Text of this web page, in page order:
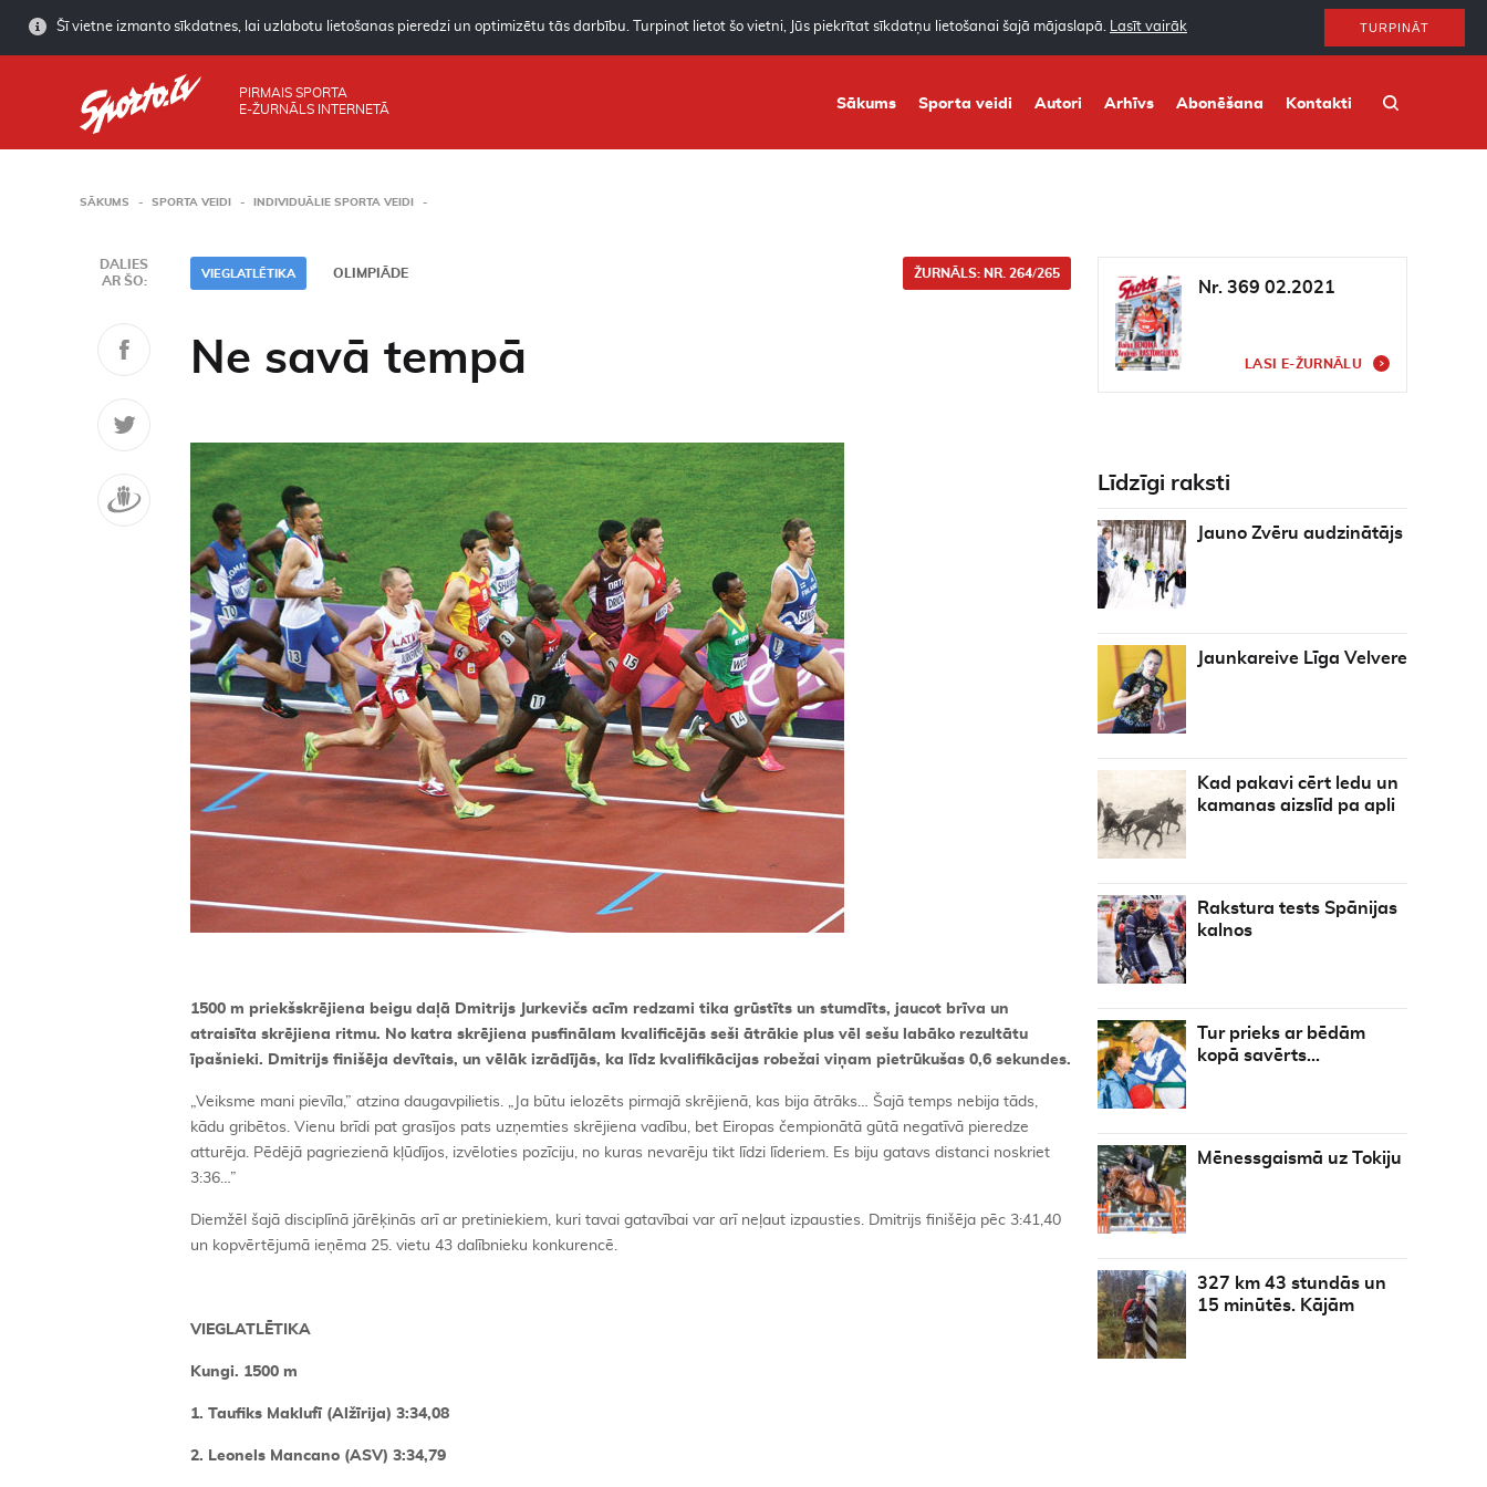
Šī vietne izmanto sīkdatnes, lai uzlabotu lietošanas pieredzi un optimizētu tās darbību. Turpinot lietot šo vietni, Jūs piekrītat sīkdatņu lietošanai šajā mājaslapā. Lasīt vairāk TURPINĀT
PIRMAIS SPORTA
E-ŽURNĀLS INTERNETĀ
Sākums Sporta veidi Autori Arhīvs Abonēšana Kontakti
SĀKUMS SPORTA VEIDI INDIVIDUĀLIE SPORTA VEIDI
DALIES
AR ŠO:
VIEGLATLĒTIKA ŽURNĀLS: NR. 264/265
OLIMPIĀDE
Ne savā tempā
1500 m priekšskrējiena beigu daļā Dmitrijs Jurkevičs acīm redzami tika grūstīts un stumdīts, jaucot brīva un
atraisīta skrējiena ritmu. No katra skrējiena pusfinālam kvalificējās seši ātrākie plus vēl sešu labāko rezultātu
īpašnieki. Dmitrijs finišēja devītais, un vēlāk izrādījās, ka līdz kvalifikācijas robežai viņam pietrūkušas 0,6 sekundes.
„Veiksme mani pievīla,” atzina daugavpilietis. „Ja būtu ielozēts pirmajā skrējienā, kas bija ātrāks… Šajā temps nebija tāds,
kādu gribētos. Vienu brīdi pat grasījos pats uzņemties skrējiena vadību, bet Eiropas čempionātā gūtā negatīvā pieredze
atturēja. Pēdējā pagriezienā kļūdījos, izvēloties pozīciju, no kuras nevarēju tikt līdzi līderiem. Es biju gatavs distanci noskriet
3:36…”
Diemžēl šajā disciplīnā jārēķinās arī ar pretiniekiem, kuri tavai gatavībai var arī neļaut izpausties. Dmitrijs finišēja pēc 3:41,40
un kopvērtējumā ieņēma 25. vietu 43 dalībnieku konkurencē.
VIEGLATLĒTIKA
Kungi. 1500 m
1. Taufiks Maklufī (Alžīrija) 3:34,08
2. Leonels Mancano (ASV) 3:34,79
Nr. 369 02.2021
LASI E-ŽURNĀLU
Līdzīgi raksti
Jauno Zvēru audzinātājs
Jaunkareive Līga Velvere
Kad pakavi cērt ledu un
kamanas aizslīd pa apli
Rakstura tests Spānijas
kalnos
Tur prieks ar bēdām
kopā savērts…
Mēnessgaismā uz Tokiju
327 km 43 stundās un
15 minūtēs. Kājām